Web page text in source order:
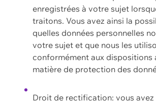
enregistrées à votre sujet
traitons. Vous avez ainsi la
quelles données personnelles
votre sujet et que nous les
conformément aux dispositions
matière de protection des
Droit de rectification: vous